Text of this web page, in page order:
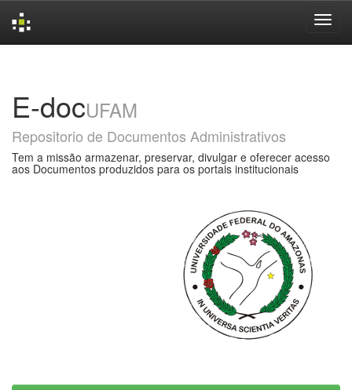
E-docUFAM
Repositorio de Documentos Administrativos
Tem a missão armazenar, preservar, divulgar e oferecer acesso
aos Documentos produzidos para os portais institucionais